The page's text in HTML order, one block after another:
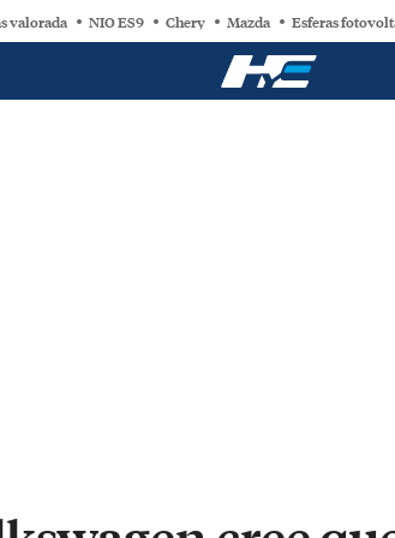
valorada NIO ES9 Chery Mazda Esferas